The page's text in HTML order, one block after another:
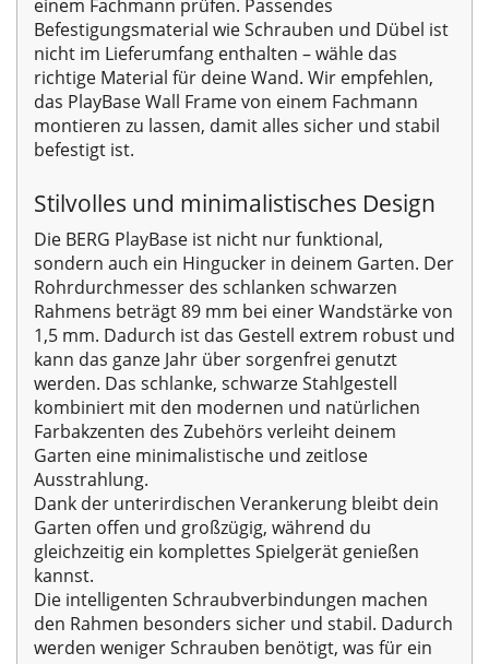
einem Fachmann prüfen. Passendes
Befestigungsmaterial wie Schrauben und Dübel ist
nicht im Lieferumfang enthalten – wähle das
richtige Material für deine Wand. Wir empfehlen,
das PlayBase Wall Frame von einem Fachmann
montieren zu lassen, damit alles sicher und stabil
befestigt ist.
Stilvolles und minimalistisches Design
Die BERG PlayBase ist nicht nur funktional,
sondern auch ein Hingucker in deinem Garten. Der
Rohrdurchmesser des schlanken schwarzen
Rahmens beträgt 89 mm bei einer Wandstärke von
1,5 mm. Dadurch ist das Gestell extrem robust und
kann das ganze Jahr über sorgenfrei genutzt
werden. Das schlanke, schwarze Stahlgestell
kombiniert mit den modernen und natürlichen
Farbakzenten des Zubehörs verleiht deinem
Garten eine minimalistische und zeitlose
Ausstrahlung.
Dank der unterirdischen Verankerung bleibt dein
Garten offen und großzügig, während du
gleichzeitig ein komplettes Spielgerät genießen
kannst.
Die intelligenten Schraubverbindungen machen
den Rahmen besonders sicher und stabil. Dadurch
werden weniger Schrauben benötigt, was für ein